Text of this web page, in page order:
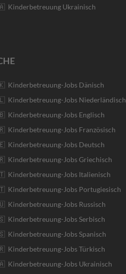
Kinderbetreuung Ukrainisch
Kinderbetreuung-Jobs Dänisch
Kinderbetreuung-Jobs Niederländisch
Kinderbetreuung-Jobs Englisch
Kinderbetreuung-Jobs Französisch
Kinderbetreuung-Jobs Deutsch
Kinderbetreuung-Jobs Griechisch
Kinderbetreuung-Jobs Italienisch
Kinderbetreuung-Jobs Portugiesisch
Kinderbetreuung-Jobs Russisch
Kinderbetreuung-Jobs Serbisch
Kinderbetreuung-Jobs Spanisch
Kinderbetreuung-Jobs Türkisch
Kinderbetreuung-Jobs Ukrainisch